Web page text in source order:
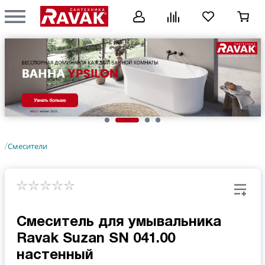
/Смесители
Смеситель для умывальника
Ravak Suzan SN 041.00
настенный